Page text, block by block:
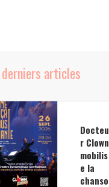
articles
Docteu
r Clown
mobilis
e la
chanso